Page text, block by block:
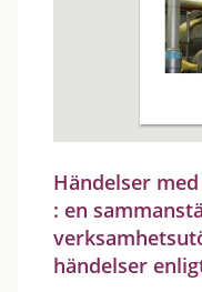
Händelser
: en
händelser